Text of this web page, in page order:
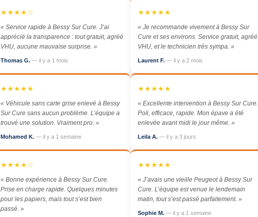
★★★★☆
« Service rapide à Bessy Sur Cure. J’ai
apprécié la transparence : tout gratuit, agréé
VHU, aucune mauvaise surprise. »
Thomas G. — il y a 1 mois
★★★★★
« Je recommande vivement à Bessy Sur
Cure et ses environs. Service gratuit, agréé
VHU, et le technicien très sympa. »
Laurent F. — il y a 2 mois
★★★★★
« Véhicule sans carte grise enlevé à Bessy
Sur Cure sans aucun problème. L’équipe a
trouvé une solution. Vraiment pro. »
Mohamed K. — il y a 1 semaine
★★★★★
« Excellente intervention à Bessy Sur Cure.
Poli, efficace, rapide. Mon épave a été
enlevée avant midi le jour même. »
Leila A. — il y a 3 jours
★★★★☆
« Bonne expérience à Bessy Sur Cure.
Prise en charge rapide. Quelques minutes
pour les papiers, mais tout s’est bien
passé. »
★★★★★
« J’avais une vieille Peugeot à Bessy Sur
Cure. L’équipe est venue le lendemain
matin, tout s’est passé parfaitement. »
Sophie M. — il y a 1 semaine